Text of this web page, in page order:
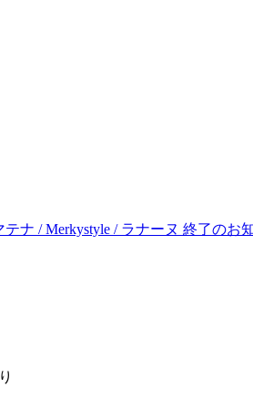
テナ / Merkystyle / ラナーヌ 終了のお